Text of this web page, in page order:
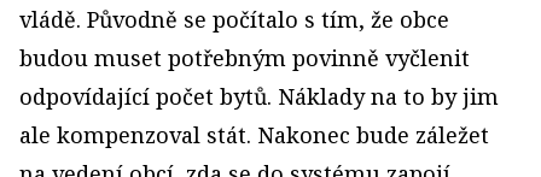
vládě. Původně se počítalo s tím, že obce
budou muset potřebným povinně vyčlenit
odpovídající počet bytů. Náklady na to by jim
ale kompenzoval stát. Nakonec bude záležet